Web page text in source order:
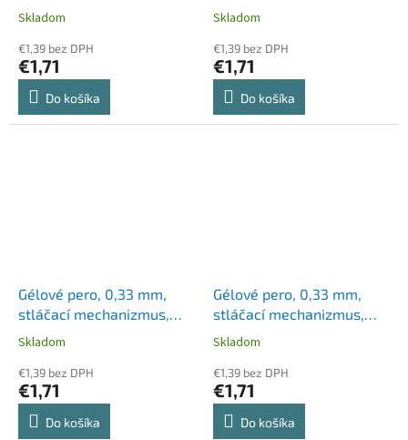
ZEBRA "Sarasa Clip",
Skladom
€1,39 bez DPH
€1,71
Do košíka
ZEBRA "Sarasa Clip",
Skladom
€1,39 bez DPH
€1,71
Do košíka
Gélové pero, 0,33 mm,
stláčací mechanizmus,
ZEBRA "Sarasa Clip", sivé
Skladom
€1,39 bez DPH
€1,71
Do košíka
Gélové pero, 0,33 mm,
stláčací mechanizmus,
ZEBRA "Sarasa Clip",
Skladom
€1,39 bez DPH
€1,71
Do košíka